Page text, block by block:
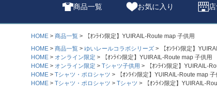
商品一覧 お気に入り
HOME 商品一覧
【ｵﾝﾗｲﾝ限定】YUIRAIL-Route map 子供用
HOME
商品一覧 ゆいレールコラボシリーズ
【ｵﾝﾗｲﾝ限定】
HOME
オンライン限定
【ｵﾝﾗｲﾝ限定】YUIRAIL-Route map 子供用
HOME
オンライン限定 Tシャツ子供用
【ｵﾝﾗｲﾝ限定】YUIRAIL-
HOME
Tシャツ・ポロシャツ
【ｵﾝﾗｲﾝ限定】YUIRAIL-Route map
HOME
Tシャツ・ポロシャツ Tシャツ 【ｵﾝﾗｲﾝ限定】YUIRAIL-